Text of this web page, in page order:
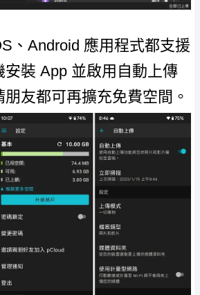
、Android 應用程式都支援
安裝 App 並啟用自動上傳
友都可再擴充免費空間。